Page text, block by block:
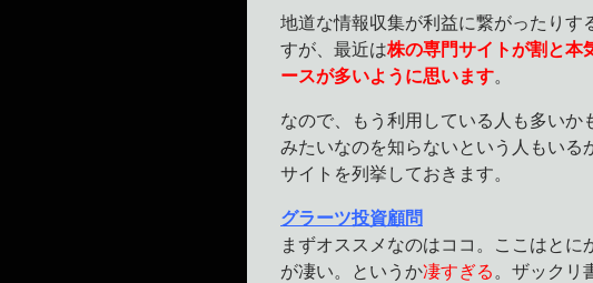
地道な情報収集が利益に繋がったり
すが、最近は株の専門サイトが割と本
ースが多いように思います。
なので、もう利用している人も多いか
みたいなのを知らないという人もいる
サイトを列挙しておきます。
グラーツ投資顧問
まずオススメなのはココ。ここはと
が凄い。というか凄すぎる 。ザックリ